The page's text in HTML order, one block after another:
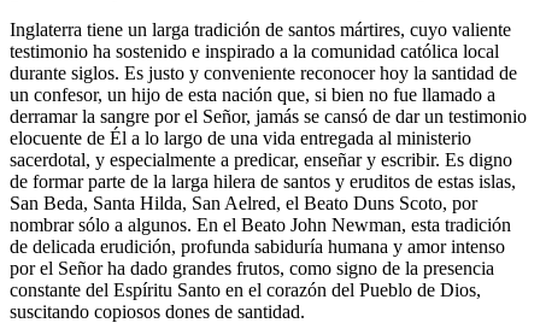
Inglaterra tiene un larga tradición de santos mártires, cuyo valiente
testimonio ha sostenido e inspirado a la comunidad católica local
durante siglos. Es justo y conveniente reconocer hoy la santidad de
un confesor, un hijo de esta nación que, si bien no fue llamado a
derramar la sangre por el Señor, jamás se cansó de dar un testimonio
elocuente de Él a lo largo de una vida entregada al ministerio
sacerdotal, y especialmente a predicar, enseñar y escribir. Es digno
de formar parte de la larga hilera de santos y eruditos de estas islas,
San Beda, Santa Hilda, San Aelred, el Beato Duns Scoto, por
nombrar sólo a algunos. En el Beato John Newman, esta tradición
de delicada erudición, profunda sabiduría humana y amor intenso
por el Señor ha dado grandes frutos, como signo de la presencia
constante del Espíritu Santo en el corazón del Pueblo de Dios,
suscitando copiosos dones de santidad.